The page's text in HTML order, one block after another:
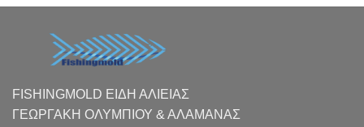
FISHINGMOLD ΕΙΔΗ ΑΛΙΕΙΑΣ
ΓΕΩΡΓΑΚΗ ΟΛΥΜΠΙΟΥ & ΑΛΑΜΑΝΑΣ